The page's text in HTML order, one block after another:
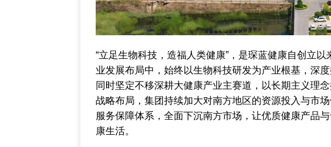
“立足生物科技，造福人类健康”，是琛蓝健康自创立
业发展布局中，始终以生物科技研发为产业根基，深
同时坚定不移深耕大健康产业主赛道，以长期主义理
战略布局，集团持续加大对南方地区的资源投入与市
服务保障体系，全面下沉南方市场，让优质健康产品
康生活。